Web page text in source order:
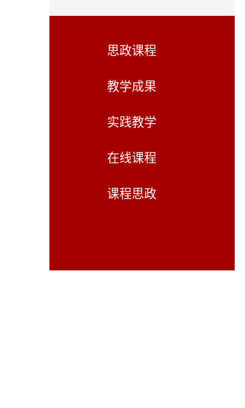
思政课程
教学成果
实践教学
在线课程
课程思政